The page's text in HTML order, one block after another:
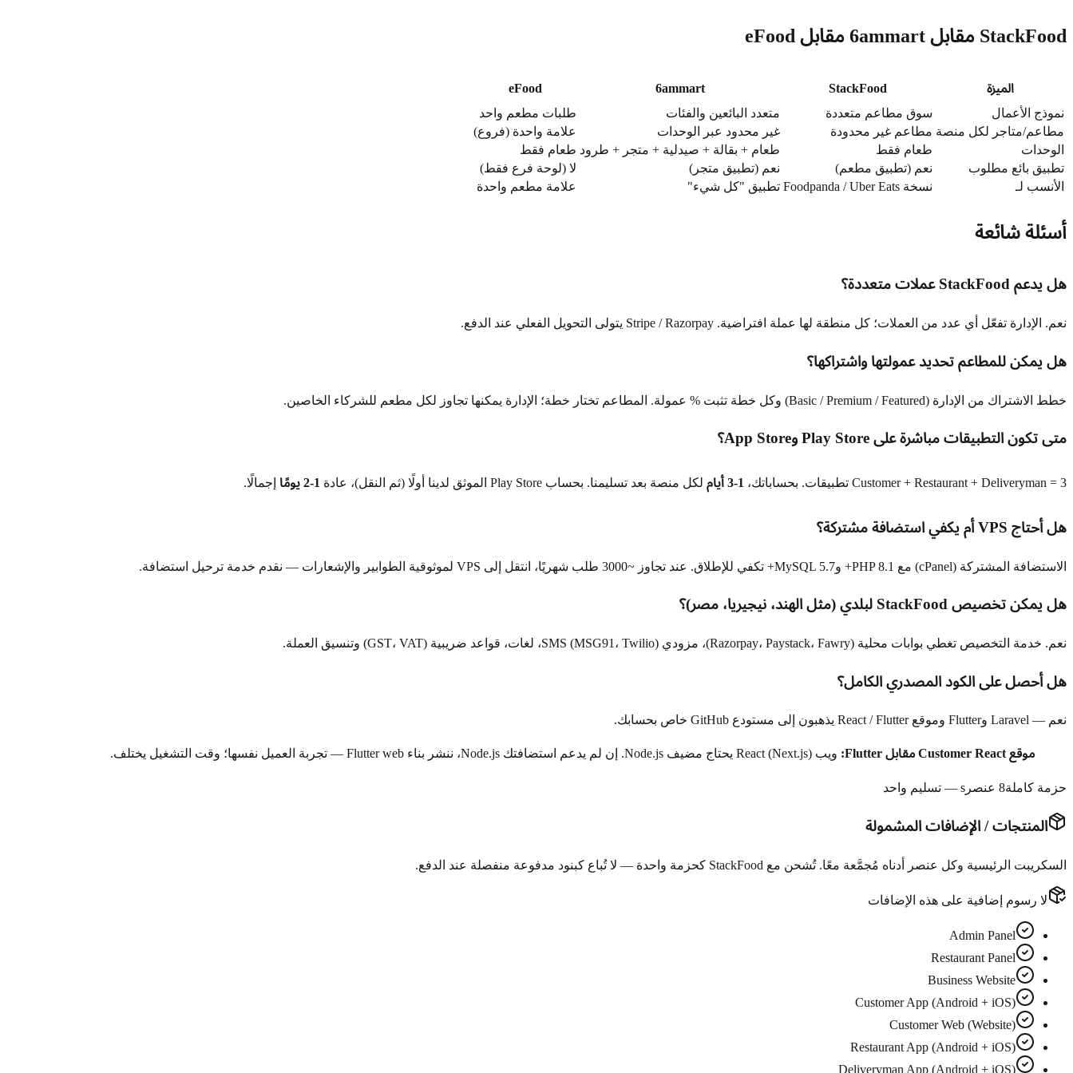
StackFood مقابل 6ammart مقابل eFood
الميزة StackFood
6ammart
eFood
نموذج الأعمال
سوق مطاعم متعددة متعدد البائعين والفئات
طلبات مطعم واحد
مطاعم/متاجر لكل منصة مطاعم غير محدودة غير محدود عبر الوحدات
علامة واحدة (فروع)
الوحدات
طعام فقط طعام + بقالة + صيدلية + متجر + طرود طعام فقط
تطبيق بائع مطلوب
نعم (تطبيق مطعم) نعم (تطبيق متجر)
لا (لوحة فرع فقط)
الأنسب لـ
نسخة Foodpanda / Uber Eats تطبيق "كل شيء" علامة مطعم واحدة
أسئلة شائعة
هل يدعم StackFood عملات متعددة؟
نعم. الإدارة تفعّل أي عدد من العملات؛ كل منطقة لها عملة افتراضية. Stripe / Razorpay يتولى التحويل الفعلي عند الدفع.
هل يمكن للمطاعم تحديد عمولتها واشتراكها؟
خطط الاشتراك من الإدارة (Basic / Premium / Featured) وكل خطة تثبت % عمولة. المطاعم تختار خطة؛ الإدارة يمكنها تجاوز لكل مطعم للشركاء الخاصين.
متى تكون التطبيقات مباشرة على Play Store وApp Store؟
Customer + Restaurant + Deliveryman = 3 تطبيقات. بحساباتك، 1-3 أيام لكل منصة بعد تسليمنا. بحساب Play Store الموثق لدينا أولًا (ثم النقل)، عادة 1-2 يومًا إجمالًا.
هل أحتاج VPS أم يكفي استضافة مشتركة؟
الاستضافة المشتركة (cPanel) مع PHP 8.1+ وMySQL 5.7+ تكفي للإطلاق. عند تجاوز ~3000 طلب شهريًا، انتقل إلى VPS لموثوقية الطوابير والإشعارات — نقدم خدمة ترحيل استضافة.
هل يمكن تخصيص StackFood لبلدي (مثل الهند، نيجيريا، مصر)؟
نعم. خدمة التخصيص تغطي بوابات محلية (Razorpay، Paystack، Fawry)، مزودي SMS (MSG91، Twilio)، لغات، قواعد ضريبية (GST، VAT) وتنسيق العملة.
هل أحصل على الكود المصدري الكامل؟
نعم — Laravel وFlutter وموقع React / Flutter يذهبون إلى مستودع GitHub خاص بحسابك.
موقع Customer React مقابل Flutter: ويب React (Next.js) يحتاج مضيف Node.js. إن لم يدعم استضافتك Node.js، ننشر بناء Flutter web — تجربة العميل نفسها؛ وقت التشغيل يختلف.
حزمة كاملة8 عنصرs — تسليم واحد
المنتجات / الإضافات المشمولة
السكريبت الرئيسية وكل عنصر أدناه مُجمَّعة معًا. تُشحن مع StackFood كحزمة واحدة — لا تُباع كبنود مدفوعة منفصلة عند الدفع.
لا رسوم إضافية على هذه الإضافات
Admin Panel
Restaurant Panel
Business Website
Customer App (Android + iOS)
Customer Web (Website)
Restaurant App (Android + iOS)
Deliveryman App (Android + iOS)